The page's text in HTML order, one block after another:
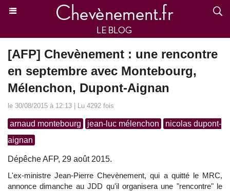
[AFP] Chevènement : une rencontre
en septembre avec Montebourg,
Mélenchon, Dupont-Aignan
le 30/08/2015 à 12:13 | Lu 4292 fois
arnaud montebourg jean-luc mélenchon
nicolas dupont-
aignan
Dépêche AFP, 29 août 2015.
L'ex-ministre Jean-Pierre Chevènement, qui a quitté le MRC,
annonce dimanche au JDD qu'il organisera une "rencontre" le